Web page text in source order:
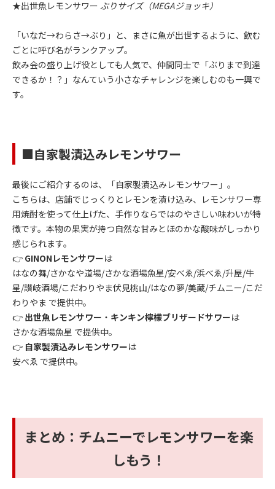
★出世魚レモンサワー ぶりサイズ（MEGAジョッキ）
「いなだ→わらさ→ぶり」と、まさに魚が出世するように、飲む
ごとに呼び名がランクアップ。
飲み会の盛り上げ役としても人気で、仲間同士で「ぶりまで到達
できるか！？」なんていう小さなチャレンジを楽しむのも一興で
す。
■自家製漬込みレモンサワー
最後にご紹介するのは、「自家製漬込みレモンサワー」。
こちらは、店舗でじっくりとレモンを漬け込み、レモンサワー専
用焼酎を使って仕上げた、手作りならではのやさしい味わいが特
徴です。本物の果実が持つ自然な甘みとほのかな酸味がしっかり
感じられます。
👉 GINON レモンサワーは
はなの舞/さかなや道場/さかな酒場魚星/安べゑ/浜べゑ/升屋/牛
星/讃岐酒場/こだわりやま伏見桃山/はなの夢/美蔵/チムニー/こだ
わりやま で提供中。
👉 出世魚レモンサワー ・ キンキン檸檬ブリザードサワーは
さかな酒場魚星 で提供中。
👉 自家製漬込みレモンサワーは
安べゑ で提供中。
まとめ：チムニーでレモンサワーを楽
しもう！